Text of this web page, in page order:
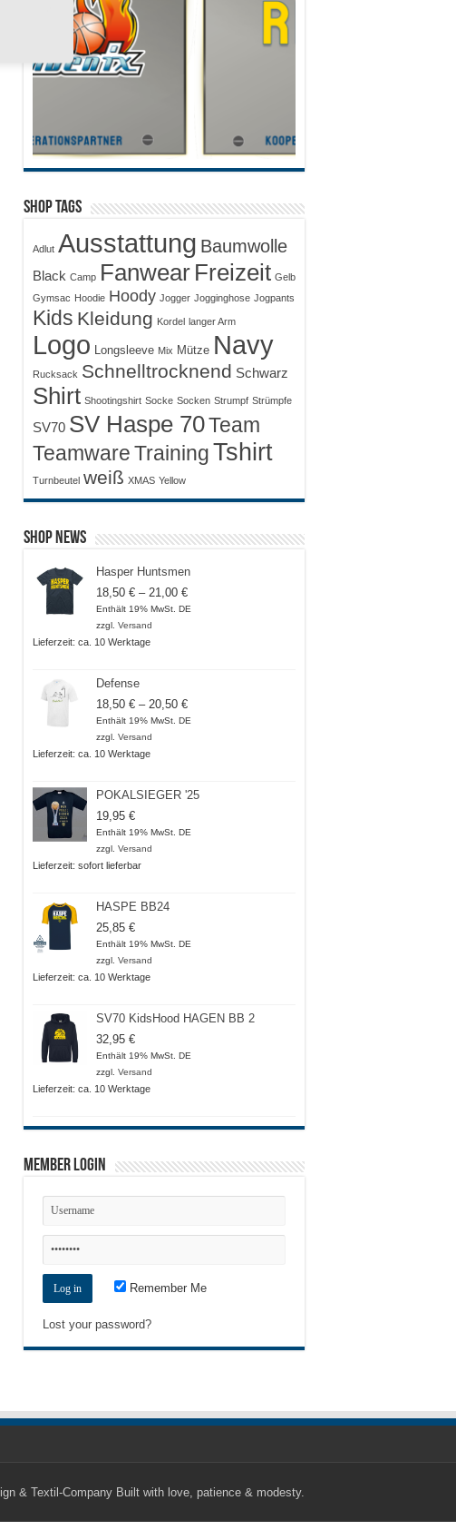
Shop Tags
Adlut Ausstattung Baumwolle
Black Camp Fanwear Freizeit Gelb
Gymsac Hoodie Hoody Jogger Jogginghose Jogpants
Kids Kleidung Kordel langer Arm
Logo Longsleeve Mix Mütze Navy
Rucksack Schnelltrocknend Schwarz
Shirt Shootingshirt Socke Socken Strumpf Strümpfe
SV70 SV Haspe 70Team
Teamware TrainingTshirt
Turnbeutel weiß XMAS Yellow
Shop News
Hasper Huntsmen
18,50 € – 21,00 €Preisspanne:
18,50 €
Enthält 19% MwSt. DE
zzgl. Versand
Lieferzeit: ca. 10 Werktage
Defense
18,50 € – 20,50 €Preisspanne:
18,50 €
Enthält 19% MwSt. DE
zzgl. Versand
Lieferzeit: ca. 10 Werktage
POKALSIEGER '25
19,95 €
Enthält 19% MwSt. DE
zzgl. Versand
Lieferzeit: sofort lieferbar
HASPE BB24
25,85 €
Enthält 19% MwSt. DE
zzgl. Versand
Lieferzeit: ca. 10 Werktage
SV70 KidsHood HAGEN BB 2
32,95 €
Enthält 19% MwSt. DE
zzgl. Versand
Lieferzeit: ca. 10 Werktage
Member Login
Remember Me
Lost your password?
& Textil-Company Built with love, patience & modesty.